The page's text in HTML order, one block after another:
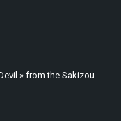
» from the Sakizou